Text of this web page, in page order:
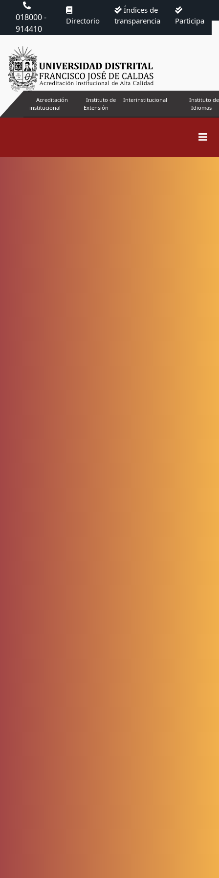
018000 -
914410
Directorio
Índices de
transparencia
Participa
Acreditación
institucional
Instituto de
Extensión
Interinstitucional
Instituto de
Idiomas